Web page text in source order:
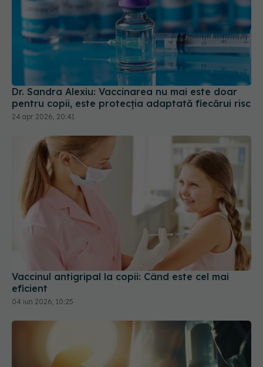
Dr. Sandra Alexiu: Vaccinarea nu mai este doar
pentru copii, este protecția adaptată fiecărui risc
24 apr 2026, 20:41
Vaccinul antigripal la copii: Când este cel mai